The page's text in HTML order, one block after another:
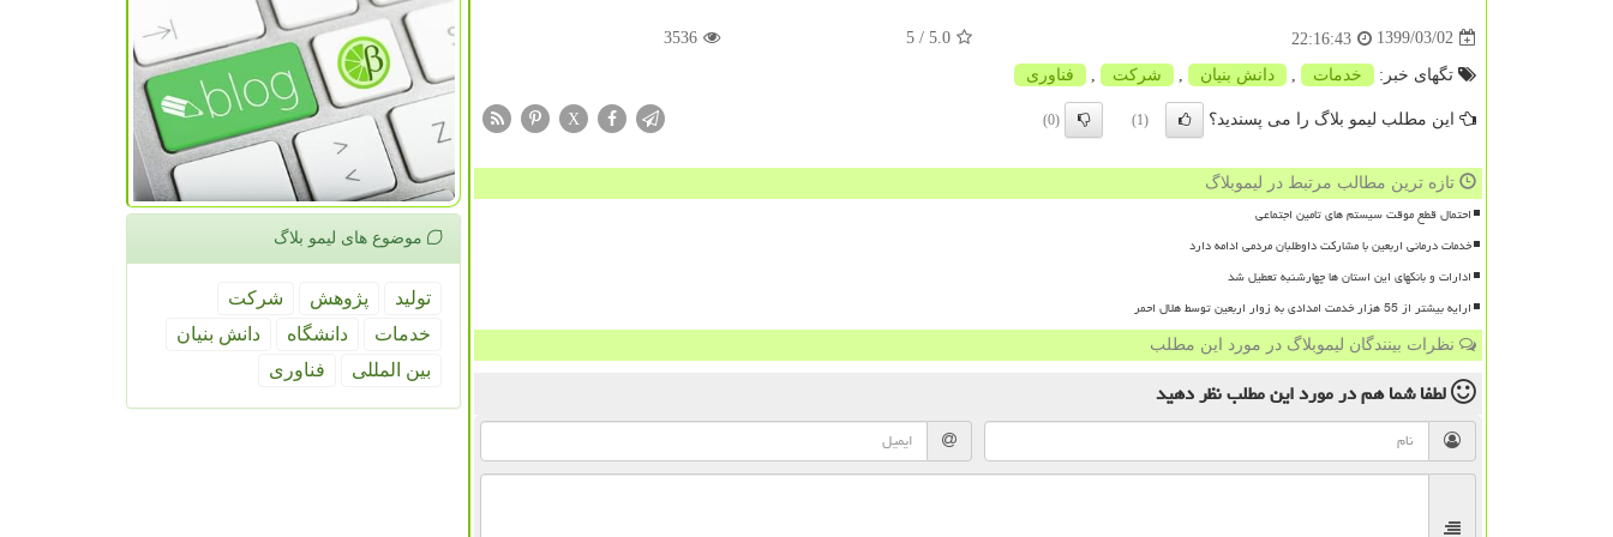
1399/03/02
22:16:43
5.0
/ 5
3536
تگهای خبر: خدمات دانش بنیان شركت فناوری
این مطلب لیمو بلاگ را می پسندید؟ (1)
(0)
X
تازه ترین مطالب مرتبط در لیموبلاگ
احتمال قطع موقت سیستم های تامین اجتماعی
خدمات درمانی اربعین با مشارکت داوطلبان مردمی ادامه دارد
ادارات و بانکهای این استان ها چهارشنبه تعطیل شد
ارایه بیشتر از 55 هزار خدمت امدادی به زوار اربعین توسط هلال احمر
نظرات بینندگان لیموبلاگ در مورد این مطلب
لطفا شما همدر مورد این مطلبنظر دهید
موضوع های لیمو بلاگ
تولید پژوهش
شركت
خدمات
دانشگاه
دانش بنیان
بین المللی
فناوری